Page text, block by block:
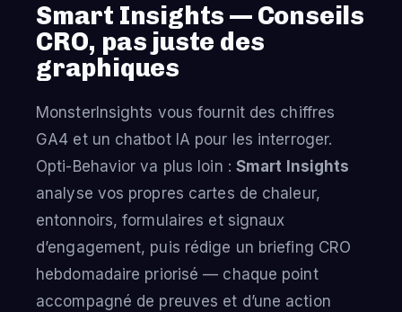
Smart Insights — Conseils
CRO, pas juste des
graphiques
MonsterInsights vous fournit des chiffres
GA4 et un chatbot IA pour les interroger.
Opti-Behavior va plus loin : Smart Insights
analyse vos propres cartes de chaleur,
entonnoirs, formulaires et signaux
d’engagement, puis rédige un briefing CRO
hebdomadaire priorisé — chaque point
accompagné de preuves et d’une action